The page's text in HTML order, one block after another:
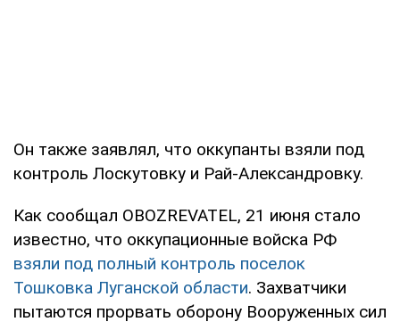
Он также заявлял, что оккупанты взяли под
контроль Лоскутовку и Рай-Александровку.
Как сообщал OBOZREVATEL, 21 июня стало
известно, что оккупационные войска РФ
взяли под полный контроль поселок
Тошковка Луганской области. Захватчики
пытаются прорвать оборону Вооруженных сил